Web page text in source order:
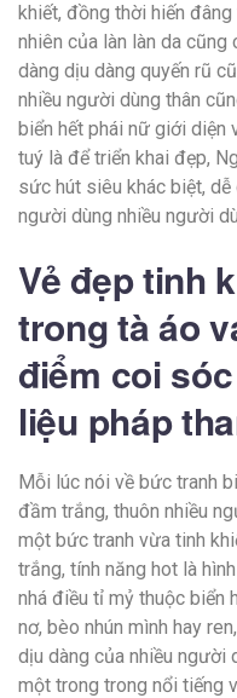
khiết, đồng thời hiến
nhiên của làn làn da
dàng dịu dàng quyến rũ
nhiều người dùng thân
biển hết phái nữ giới diện
tuý là để triển khai đẹp,
sức hút siêu khác biệt, dễ
người dùng nhiều người
Vẻ đẹp tinh
trong tà áo
điểm coi
liệu pháp
Mỗi lúc nói về bức tranh
đầm trắng, thuôn nhiều
một bức tranh vừa tinh
trắng, tính năng hot là
nhá điều tỉ mỷ thuộc biển
nơ, bèo nhún mình hay
dịu dàng của nhiều người
một trong trong nổi tiếng